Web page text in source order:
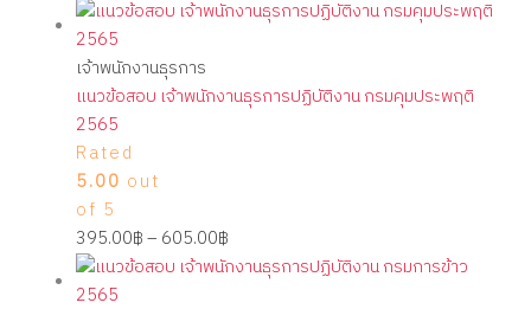
เจ้าพนักงานธุรการ
แนวข้อสอบ เจ้าพนักงานธุรการปฏิบัติงาน กรมคุมประพฤติ
2565
Rated
5.00 out
of 5
395.00฿– 605.00฿